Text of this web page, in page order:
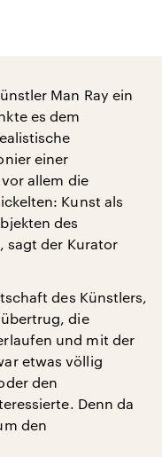
Man Ray ein
es dem
einer
allem die
Kunst als
des
sagt der Kurator
des Künstlers,
die
und mit der
etwas völlig
den
Denn da
den